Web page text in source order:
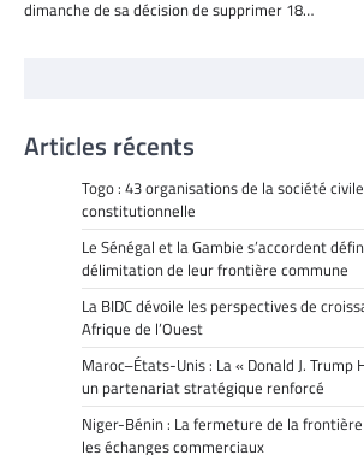
dimanche de sa décision de supprimer 18…
Articles récents
Togo : 43 organisations de la société
constitutionnelle
Le Sénégal et la Gambie s’accordent
délimitation de leur frontière commune
La BIDC dévoile les perspectives de
Afrique de l’Ouest
Maroc–États-Unis : La « Donald J. Trump
un partenariat stratégique renforcé
Niger-Bénin : La fermeture de la
les échanges commerciaux